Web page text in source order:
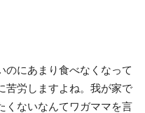
のにあまり食べなくなって
苦労しますよね。我が家で
くないなんてワガママを言